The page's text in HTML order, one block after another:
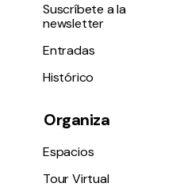
Suscríbete a la
newsletter
Entradas
Histórico
Organiza
Espacios
Tour Virtual